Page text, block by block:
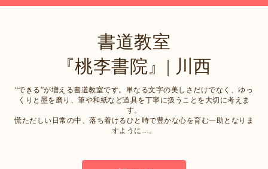
書道教室
『桃李書院』| 川西
“できる”が増える書道教室です。単なる文字の美しさだけでなく、ゆっ
くりと墨を磨り、筆や和紙など道具を丁寧に扱うことを大切に考えま
す。
慌ただしい日常の中、落ち着けるひと時で豊かな心を育む一助となりま
すように…。